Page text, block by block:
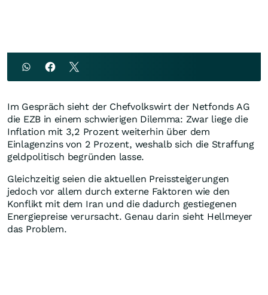
Im Gespräch sieht der Chefvolkswirt der Netfonds AG
die EZB in einem schwierigen Dilemma: Zwar liege die
Inflation mit 3,2 Prozent weiterhin über dem
Einlagenzins von 2 Prozent, weshalb sich die Straffung
geldpolitisch begründen lasse.
Gleichzeitig seien die aktuellen Preissteigerungen
jedoch vor allem durch externe Faktoren wie den
Konflikt mit dem Iran und die dadurch gestiegenen
Energiepreise verursacht. Genau darin sieht Hellmeyer
das Problem.